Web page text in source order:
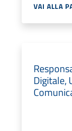
VAI ALLA
Digitale,